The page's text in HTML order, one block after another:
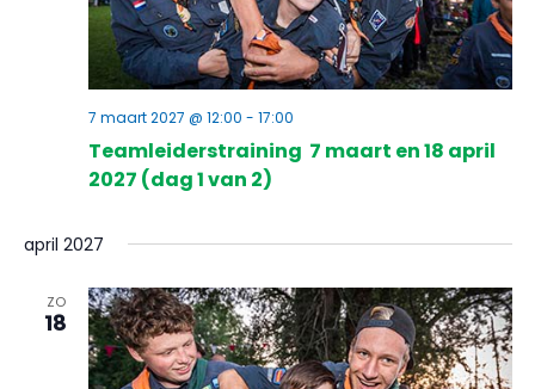
Teamleiderstraining 7 maart en 18 april
2027 (dag 1 van 2)
7 maart 2027 @ 12:00 - 17:00
april 2027
ZO
18